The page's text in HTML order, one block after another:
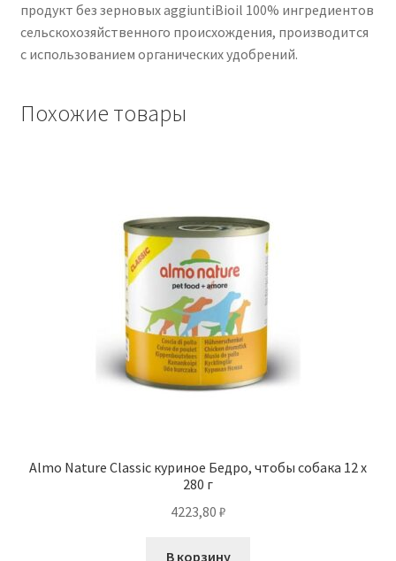
продукт без зерновых aggiuntiBioil 100% ингредиентов
сельскохозяйственного происхождения, производится
с использованием органических удобрений.
Похожие товары
Almo Nature Classic куриное Бедро, чтобы собака 12 х
280 г
4223,80 ₽
В корзину